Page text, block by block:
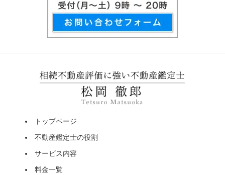
トップページ
不動産鑑定士の役割
サービス内容
料金一覧